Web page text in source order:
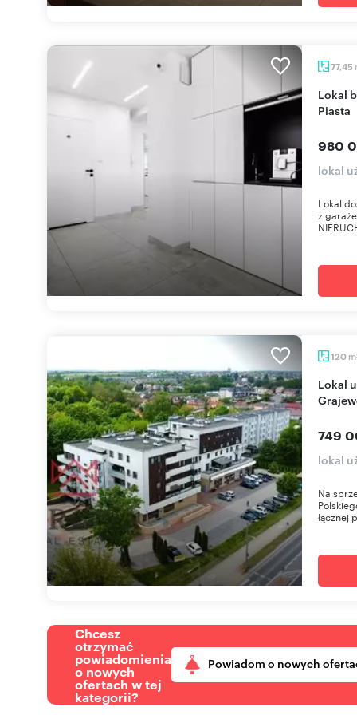
77,45
Lokal beauty z ogródkiem i garażem, 77m2,
Piasta
980
lokal
Lokal
z
120 m
Lokal użytkowy 120 m² z witrynami i parkingiem -
749
lokal
Na
łącznej
Chcesz
otrzymać
powiadomienia
o nowych
ofertach w tej
kategorii?
Powiadom o nowych